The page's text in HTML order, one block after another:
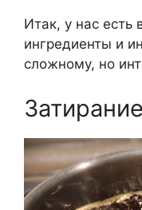
Итак, у нас есть
ингредиенты и
сложному, но